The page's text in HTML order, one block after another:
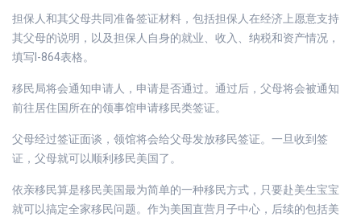
担保人和其父母共同准备签证材料，包括担保人在经济上愿意支持
其父母的说明，以及担保人自身的就业、收入、纳税和资产情况，
填写I-864表格。
移民局将会通知申请人，申请是否通过。通过后，父母将会被通知
前往居住国所在的领事馆申请移民类签证。
父母经过签证面谈，领馆将会给父母发放移民签证。一旦收到签
证，父母就可以顺利移民美国了。
依亲移民算是移民美国最为简单的一种移民方式，只要赴美生宝宝
就可以搞定全家移民问题。作为美国直营月子中心，后续的包括美